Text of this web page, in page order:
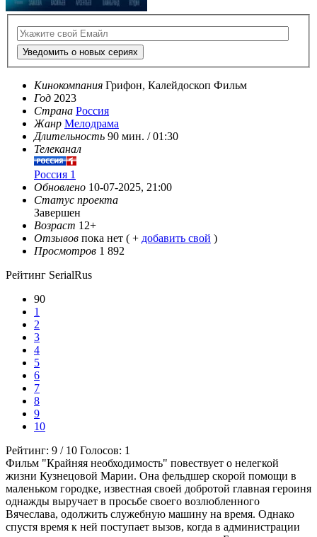
Уведомить о новых сериях
Кинокомпания Грифон, Калейдоскоп Фильм
Год 2023
Страна Россия
Жанр Мелодрама
Длительность 90 мин. / 01:30
Телеканал
Россия 1
Обновлено 10-07-2025, 21:00
Статус проекта
Завершен
Возраст 12+
Отзывов пока нет ( + добавить свой )
Просмотров 1 892
Рейтинг SerialRus
90
1
2
3
4
5
6
7
8
9
10
Рейтинг: 9 / 10 Голосов: 1
Фильм "Крайняя необходимость" повествует о нелегкой
жизни Кузнецовой Марии. Она фельдшер скорой помощи в
маленьком городке, известная своей добротой главная героиня
однажды выручает в просьбе своего возлюбленного
Вячеслава, одолжить служебную машину на время. Однако
спустя время к ней поступает вызов, когда в администрации